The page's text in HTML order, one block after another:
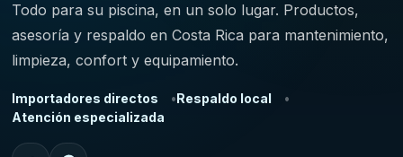
Todo para su piscina, en un solo lugar. Productos,
asesoría y respaldo en Costa Rica para mantenimiento,
limpieza, confort y equipamiento.
Importadores directos
Respaldo local
Atención especializada